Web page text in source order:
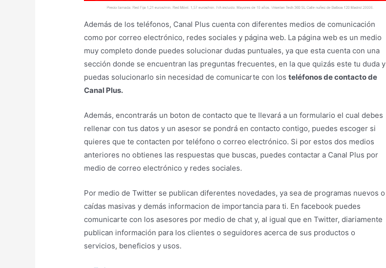
Además de los teléfonos, Canal Plus cuenta con diferentes medios de comunicación
como por correo electrónico, redes sociales y página web. La página web es un medio
muy completo donde puedes solucionar dudas puntuales, ya que esta cuenta con una
sección donde se encuentran las preguntas frecuentes, en la que quizás este tu duda y
puedas solucionarlo sin necesidad de comunicarte con losteléfonos de contacto de
Canal Plus.
Además, encontrarás un boton de contacto que te llevará a un formulario el cual debes
rellenar con tus datos y un asesor se pondrá en contacto contigo, puedes escoger si
quieres que te contacten por teléfono o correo electrónico. Si por estos dos medios
anteriores no obtienes las respuestas que buscas, puedes contactar a Canal Plus por
medio de correo electrónico y redes sociales.
Por medio de Twitter se publican diferentes novedades, ya sea de programas nuevos o
caídas masivas y demás informacion de importancia para ti. En facebook puedes
comunicarte con los asesores por medio de chat y, al igual que en Twitter, diariamente
publican información para los clientes o seguidores acerca de sus productos o
servicios, beneficios y usos.